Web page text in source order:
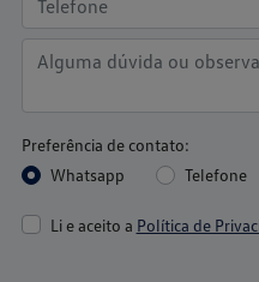
Preferência de contato:
Whatsapp
Telefone
Li e aceito a Política de